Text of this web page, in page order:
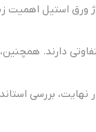
استیل اهمیت
دارند. همچنین،
بررسی